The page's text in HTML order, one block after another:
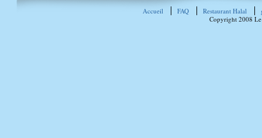
Accueil FAQ Restaurant Halal
Copyright 2008